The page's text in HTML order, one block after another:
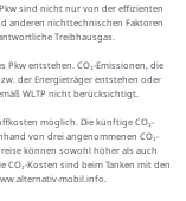
sind nicht nur von der effizienten
anderen nichttechnischen Faktoren
Treibhausgas.
Pkw entstehen. CO₂-Emissionen, die
der Energieträger entstehen oder
WLTP nicht berücksichtigt.
möglich. Die künftige CO₂-
von drei angenommenen CO₂-
können sowohl höher als auch
Kosten sind beim Tanken mit den
mobil.info.